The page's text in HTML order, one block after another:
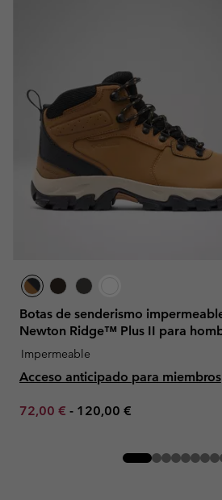
Botas de senderismo
Newton Ridge™ Plus II para
Impermeable
Acceso anticipado para miembros
Minimum sale price:
72,00 € - Maximum price:
120,00 €